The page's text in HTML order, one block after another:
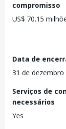
compromisso
US$ 70.15
Data de
31 de dezembro
Serviços de
necessários
Yes